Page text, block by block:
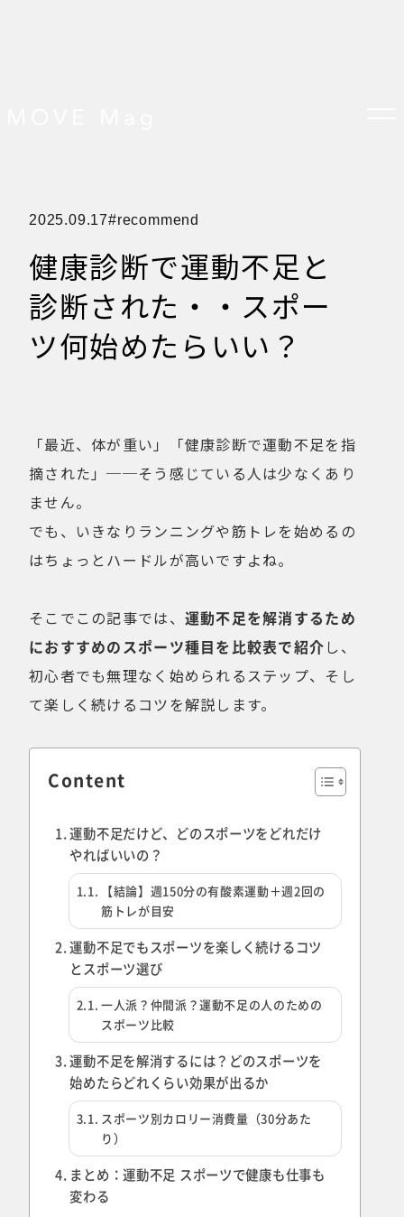
おすすめ
オプション品
グッズ＆オプション
クロスバイクの特徴
サイクリング ベネフィット
サイクリングする場所
サイクリング初心者
比較検討
法人向け
点検・修理サービス
痩せないことへの不満
自転車通勤を検討
試乗
通勤手段への不満
通勤距離・時間に対する不満
運動不足
電動自転車の特徴
MOVE XS
MOVE S
Cavet
Accessory
2025.09.17 recommend
健康診断で運動不足と
診断された・・スポー
ツ何始めたらいい？
「最近、体が重い」「健康診断で運動不足を指
摘された」──そう感じている人は少なくあり
ません。
でも、いきなりランニングや筋トレを始めるの
はちょっとハードルが高いですよね。
そこでこの記事では、 運動不足を解消するため
におすすめのスポーツ種目を比較表で紹介 し、
初心者でも無理なく始められるステップ、そし
て楽しく続けるコツを解説します。
Content
運動不足だけど、どのスポーツをどれだけ
やればいいの？
【結論】週150分の有酸素運動＋週2回の
筋トレが目安
運動不足でもスポーツを楽しく続けるコツ
とスポーツ選び
一人派？仲間派？運動不足の人のための
スポーツ比較
運動不足を解消するには？どのスポーツを
始めたらどれくらい効果が出るか
スポーツ別カロリー消費量（30分あた
り）
まとめ：運動不足 スポーツで健康も仕事も
変わる